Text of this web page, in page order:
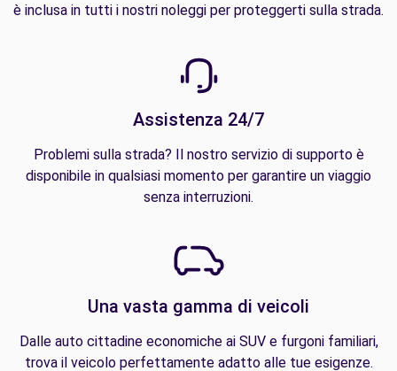
è inclusa in tutti i nostri noleggi per proteggerti sulla strada.
Assistenza 24/7
Problemi sulla strada? Il nostro servizio di supporto è
disponibile in qualsiasi momento per garantire un viaggio
senza interruzioni.
Una vasta gamma di veicoli
Dalle auto cittadine economiche ai SUV e furgoni familiari,
trova il veicolo perfettamente adatto alle tue esigenze.